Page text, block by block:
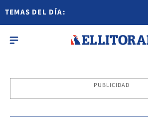
TEMAS DEL DÍA:
PUBLICIDAD